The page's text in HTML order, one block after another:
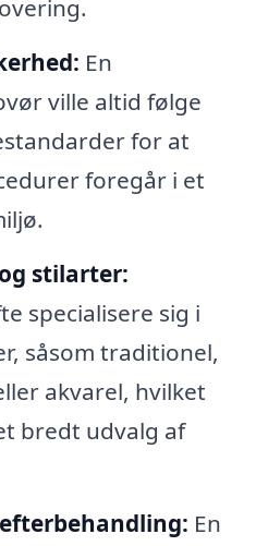
En
ville altid følge
for at
foregår i et
stilarter:
specialisere sig i
såsom traditionel,
akvarel, hvilket
bredt udvalg af
En